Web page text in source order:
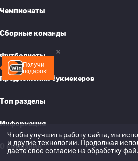
Получи
подарок!
Чемпионаты
Сборные команды
Футболисты
Предложения букмекеров
Топ разделы
Информация
О компании
Чтобы улучшить работу сайта, мы
и другие технологии. Продолжая
даете свое согласие на обработку